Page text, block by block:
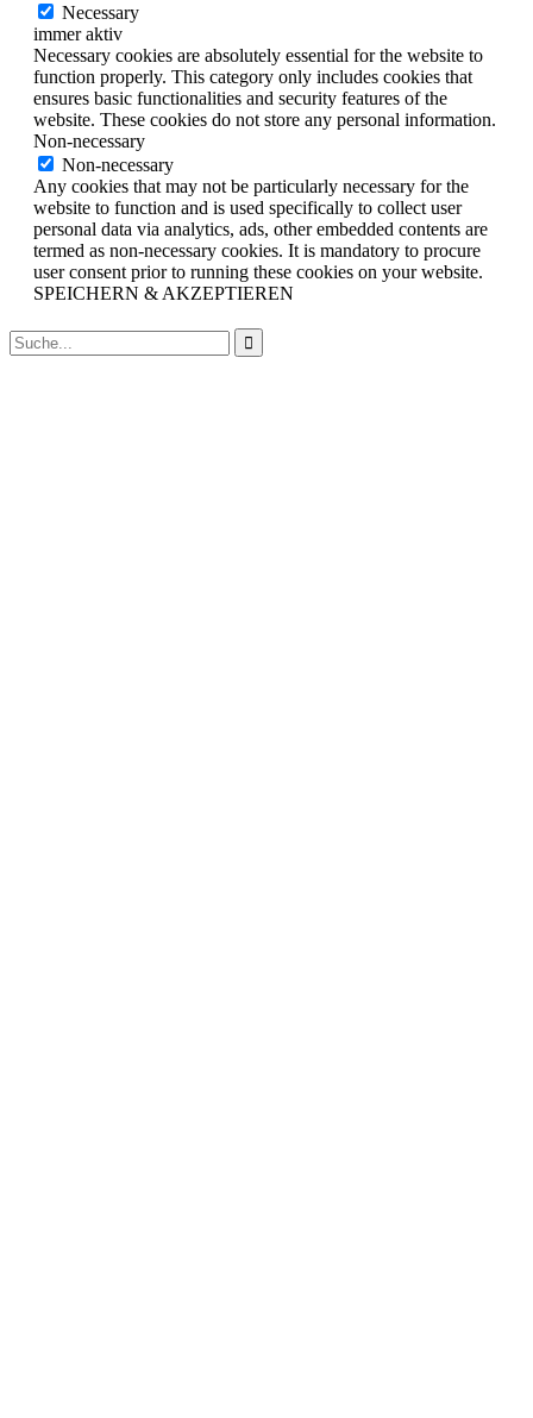
Necessary
immer aktiv
Necessary cookies are absolutely essential for the website to
function properly. This category only includes cookies that
ensures basic functionalities and security features of the
website. These cookies do not store any personal information.
Non-necessary
Non-necessary
Any cookies that may not be particularly necessary for the
website to function and is used specifically to collect user
personal data via analytics, ads, other embedded contents are
termed as non-necessary cookies. It is mandatory to procure
user consent prior to running these cookies on your website.
SPEICHERN & AKZEPTIEREN